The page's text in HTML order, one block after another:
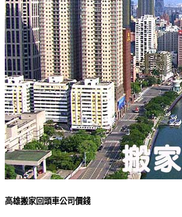
高雄搬家回頭車公司價錢